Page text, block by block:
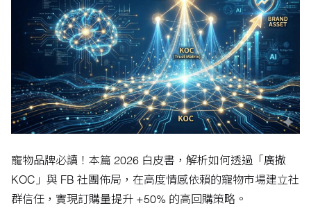
寵物品牌必讀！本篇 2026 白皮書，解析如何透過「廣撒
KOC」與 FB 社團佈局，在高度情感依賴的寵物市場建立社
群信任，實現訂購量提升 +50% 的高回購策略。